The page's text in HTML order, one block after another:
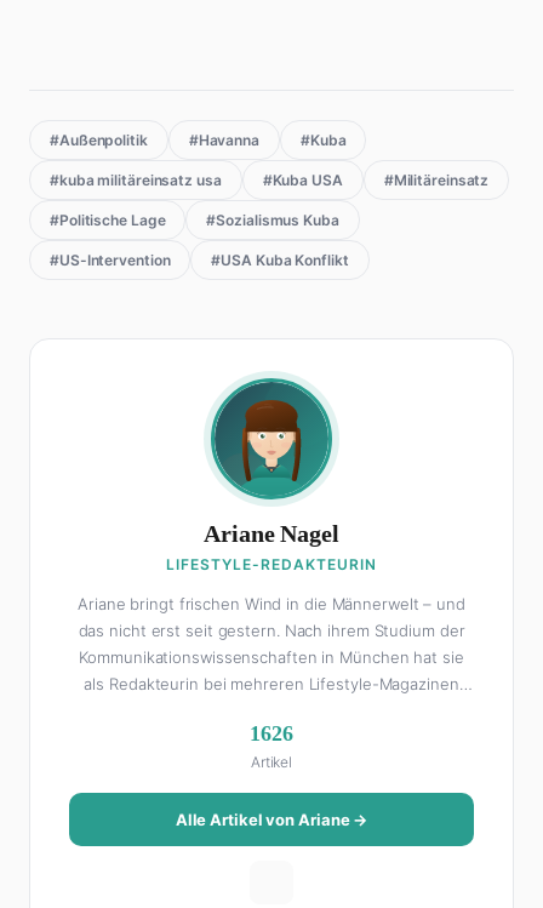
#Außenpolitik #Havanna #Kuba
#kuba militäreinsatz usa #Kuba USA #Militäreinsatz
#Politische Lage #Sozialismus Kuba
#US-Intervention #USA Kuba Konflikt
Ariane Nagel
LIFESTYLE-REDAKTEURIN
Ariane bringt frischen Wind in die Männerwelt – und
das nicht erst seit gestern. Nach ihrem Studium der
Kommunikationswissenschaften in München hat sie
als Redakteurin bei mehreren Lifestyle-Magazinen
Als Lifestyle-Redakteurin schreibt sie über alles, was
das Leben schöner macht: von Interior Design und
Reise-Tipps über Food-Trends bis hin zu
Beziehungsratgebern, die auch Männer gerne lesen.
Ihre Geheimwaffe: Sie weiß genau, was Frauen an
1626
Artikel
Alle Artikel von Ariane →